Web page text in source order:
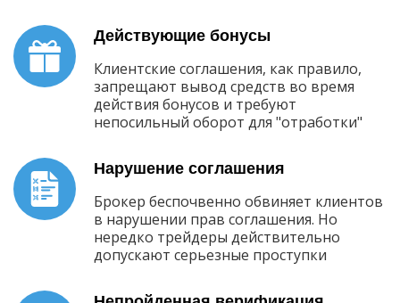
Действующие бонусы
Клиентские соглашения, как правило,
запрещают вывод средств во время
действия бонусов и требуют
непосильный оборот для "отработки"
Нарушение соглашения
Брокер беспочвенно обвиняет клиентов
в нарушении прав соглашения. Но
нередко трейдеры действительно
допускают серьезные проступки